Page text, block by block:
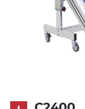
Beine aus
Förderfläche
mit Gliedern
Antrieb